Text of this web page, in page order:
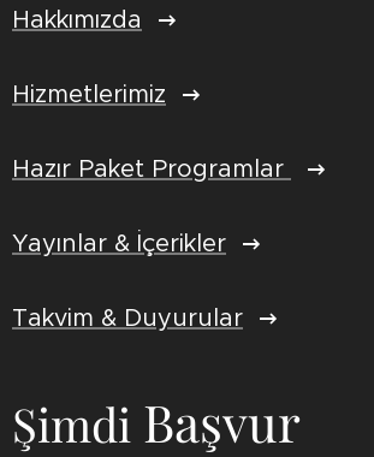
Hakkımızda
Hizmetlerimiz
Hazır Paket Programlar
Yayınlar & İçerikler
Takvim & Duyurular
Şimdi Başvur